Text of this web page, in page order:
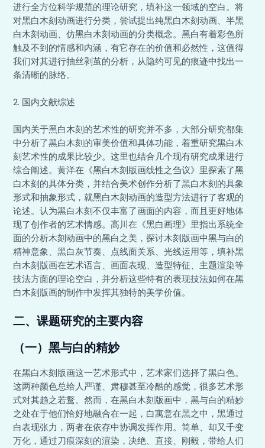
进行全方位科学规范的理论研究，填补这一领域的空白。将
对黑白木刻动画进行分类，尝试提出纯黑白木刻动画、半黑
白木刻动画、仿黑白木刻动画的分类概念。黑白有着彩色所
触及不到的情感和内涵，有它存在的价值和必然性，这值得
我们对其进行抽丝剥茧的分析，从隐约可见的痕迹中找出一
条清晰的脉络。
2. 国内文献综述
国内关于黑白木刻的艺术性的研究并不多，大部分研究都集
中分析了黑白木刻的审美价值和具体功能，着重研究黑白木
刻艺术性的成果比较少。这里也结合几个现有研究成果进行
综合阐述。黄洋在《黑白木刻版画线性之刍议》里探索了黑
白木刻的具体分类，并结合美术创作分析了黑白木刻的具象
形式和抽象形式，就黑白木刻动画的造型方法进行了客观的
论述。认为黑白木刻不仅丰富了画面的内容，而且更好地体
现了创作者的艺术情感。高川在《黑白画理》里指出系统全
面的分析木刻动画中的黑白之美，探讨木刻版画中黑与白的
精神意象、黑白灰节奏、点线面关系、光线运用等，填补黑
白木刻版画在艺术语言、画面表现、造型特征、主题渲染等
技法方面的理论空白，并分析这些特有的表现技法如何在黑
白木刻版画的制作中发挥其独特的美学价值。
二、课题研究的主要内容
（一）黑与白的精妙
在黑白木刻版画这一艺术形式中，艺术家们选择了黑白色。
这两种颜色总给人严谨、肃穆甚至冷酷的感觉，很多艺术形
式对其趋之若鹜。然而，在黑白木刻版画中，黑与白的精妙
之处在于他们恰好地融合在一起，白寓意在黑之中，黑通过
白表现张力，两者在依存中协调发挥作用。简单、却又千变
万化，通过刀痕深刻的渲染，决绝、直接、刚毅，带给人们